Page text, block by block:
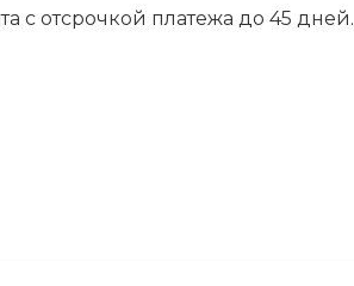
с отсрочкой платежа до 45 дней.